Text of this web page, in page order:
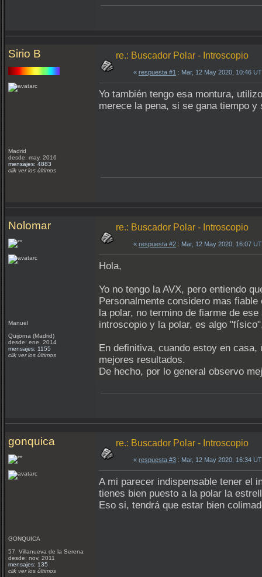
Sirio B
Madrid
desde: may, 2016
mensajes: 4883
clik ver los últimos
re.: Buscador Polar - Introscopio
« respuesta #1 : Mar, 12 May 2020, 10:46
Yo también tengo esa montura,
merece la pena, si se gana tiempo
Nolomar
Manuel
Quijorna (Madrid)
desde: ene, 2014
mensajes: 1155
clik ver los últimos
re.: Buscador Polar - Introscopio
« respuesta #2 : Mar, 12 May 2020, 16:07
Hola,
Yo no tengo la AVX, pero entiendo
Personalmente considero mas
la polar, no termino de fiarme de
introscopio y la polar, es algo
En definitiva, cuando estoy en
mejores resultados.
De hecho, por lo general observo
gonquica
GONQUICA
57 Villanueva de la Serena
desde: nov, 2011
mensajes: 135
clik ver los últimos
re.: Buscador Polar - Introscopio
« respuesta #3 : Mar, 12 May 2020, 16:34
A mi parecer indispensable tener el
tienes bien puesto a la polar la
Eso si, tendrá que estar bien